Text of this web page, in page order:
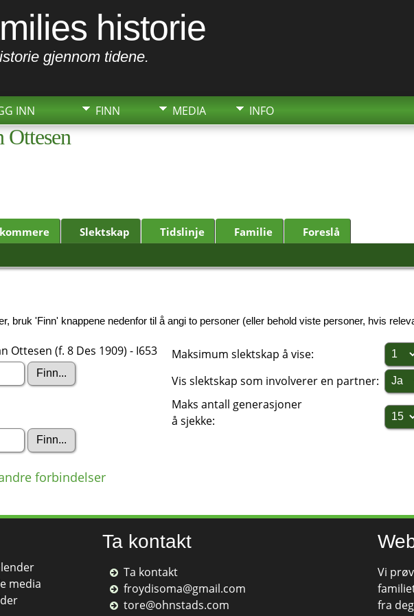
historie
gjennom tidene.
INN FINN MEDIA INFO
Ottesen
Slektskap Tidslinje Familie Foreslå
bruk 'Finn' knappene nedenfor til å angi to personer (eller behold viste personer, hvis
Ottesen (f. 8 Des 1909) - I653
Maksimum slektskap å vise:
Vis slektskap som involverer en partner:
Maks antall generasjoner
å sjekke:
forbindelser
media
Ta kontakt
Ta kontakt
froydisoma@gmail.com
tore@ohnstads.com
Vi
fra